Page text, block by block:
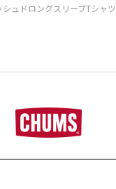
ュドロングスリーブTシャツ